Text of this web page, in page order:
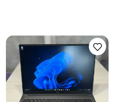
Программное
обеспечение
Комплектующие и